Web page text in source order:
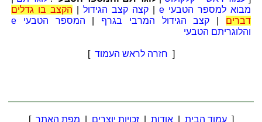
מבוא למספר הטבעי e
קצה קצב הגידול
הקצב בו גדלים
דברים
קצב הגידול המרבי בגרף
המספר הטבעי e
והלוגריתם הטבעי
[ חזרה לראש העמוד ]
[ עמוד הבית אודות זכויות יוצרים מפת האתר ]